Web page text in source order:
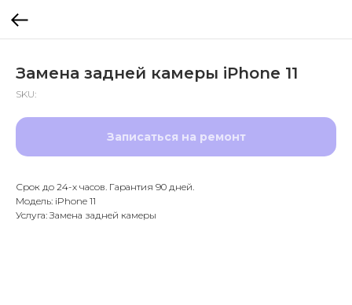
Замена задней камеры iPhone 11
SKU:
Записаться на ремонт
Срок до 24-х часов. Гарантия 90 дней.
Модель: iPhone 11
Услуга: Замена задней камеры